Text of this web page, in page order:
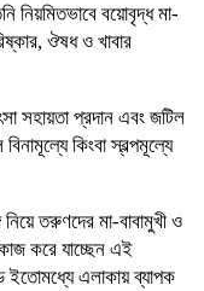
বয়োবৃদ্ধ মা-
ঔষধ ও খাবার
সহায়তা প্রদান এবং জটিল
কিংবা স্বল্পমূল্যে
তরুণদের মা-বাবামুখী ও
করে যাচ্ছেন এই
ইতোমধ্যে এলাকায় ব্যাপক